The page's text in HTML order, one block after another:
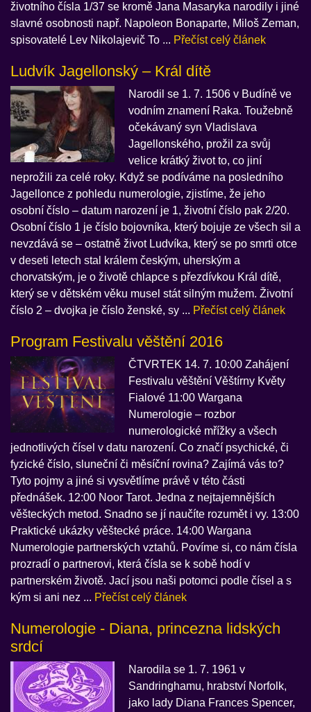
životního čísla 1/37 se kromě Jana Masaryka narodily i jiné
slavné osobnosti např. Napoleon Bonaparte, Miloš Zeman,
spisovatelé Lev Nikolajevič To ... Přečíst celý článek
Ludvík Jagellonský – Král dítě
Narodil se 1. 7. 1506 v Budíně ve
vodním znamení Raka. Toužebně
očekávaný syn Vladislava
Jagellonského, prožil za svůj
velice krátký život to, co jiní
neprožili za celé roky. Když se podíváme na posledního
Jagellonce z pohledu numerologie, zjistíme, že jeho
osobní číslo – datum narození je 1, životní číslo pak 2/20.
Osobní číslo 1 je číslo bojovníka, který bojuje ze všech sil a
nevzdává se – ostatně život Ludvíka, který se po smrti otce
v deseti letech stal králem českým, uherským a
chorvatským, je o životě chlapce s přezdívkou Král dítě,
který se v dětském věku musel stát silným mužem. Životní
číslo 2 – dvojka je číslo ženské, sy ... Přečíst celý článek
Program Festivalu věštění 2016
ČTVRTEK 14. 7. 10:00 Zahájení
Festivalu věštění Věštírny Květy
Fialové 11:00 Wargana
Numerologie – rozbor
numerologické mřížky a všech
jednotlivých čísel v datu narození. Co značí psychické, či
fyzické číslo, sluneční či měsíční rovina? Zajímá vás to?
Tyto pojmy a jiné si vysvětlíme právě v této části
přednášek. 12:00 Noor Tarot. Jedna z nejtajemnějších
věšteckých metod. Snadno se jí naučíte rozumět i vy. 13:00
Praktické ukázky věštecké práce. 14:00 Wargana
Numerologie partnerských vztahů. Povíme si, co nám čísla
prozradí o partnerovi, která čísla se k sobě hodí v
partnerském životě. Jací jsou naši potomci podle čísel a s
kým si ani nez ... Přečíst celý článek
Numerologie - Diana, princezna lidských
srdcí
Narodila se 1. 7. 1961 v
Sandringhamu, hrabství Norfolk,
jako lady Diana Frances Spencer,